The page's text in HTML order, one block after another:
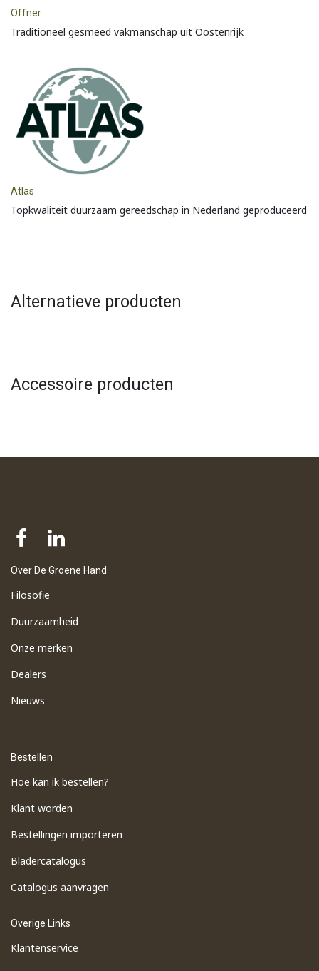
Offner
Traditioneel gesmeed vakmanschap uit Oostenrijk
Atlas
Topkwaliteit duurzaam gereedschap in Nederland geproduceerd
Alternatieve producten
Accessoire producten
Over De Groene Hand
Filosofie
Duurzaamheid
Onze merken
Dealers
Nieuws
Bestellen
Hoe kan ik bestellen?
Klant worden
Bestellingen importeren
​Bladercatalogus
​Catalogus aanvragen
Overige Links
Klantenservice